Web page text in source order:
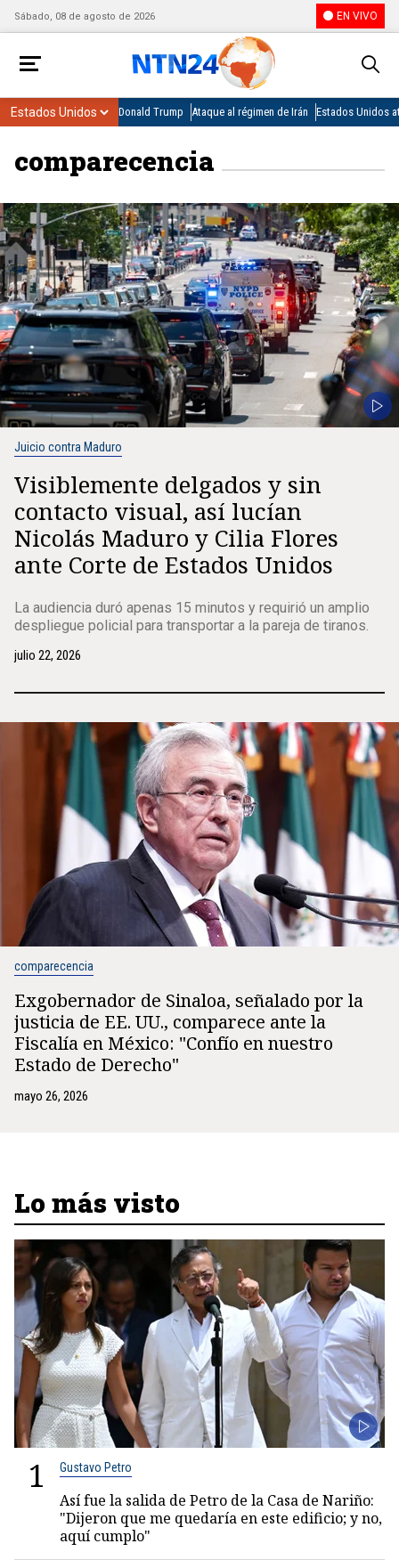
Sábado, 08 de agosto de 2026 EN VIVO
Donald Trump Ataque al régimen de Irán Estados Unidos
comparecencia
Juicio contra Maduro
Visiblemente delgados y sin
contacto visual, así lucían
Nicolás Maduro y Cilia Flores
ante Corte de Estados Unidos
La audiencia duró apenas 15 minutos y requirió un amplio
despliegue policial para transportar a la pareja de tiranos.
julio 22, 2026
comparecencia
Exgobernador de Sinaloa, señalado por la
justicia de EE. UU., comparece ante la
Fiscalía en México: "Confío en nuestro
Estado de Derecho"
mayo 26, 2026
Lo más visto
1 Gustavo Petro
Así fue la salida de Petro de la Casa de Nariño:
"Dijeron que me quedaría en este edificio; y no,
aquí cumplo"